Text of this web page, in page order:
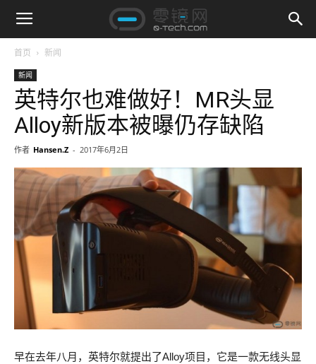
首页 新闻
新闻
英特尔也难做好！MR头显
Alloy新版本被曝仍存缺陷
作者 Hansen.Z - 2017年6月2日
早在去年八月，英特尔就提出了Alloy项目，它是一款无线头显